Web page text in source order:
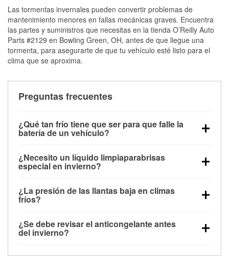
Las tormentas invernales pueden convertir problemas de
mantenimiento menores en fallas mecánicas graves. Encuentra
las partes y suministros que necesitas en la tienda O’Reilly Auto
Parts #2129 en Bowling Green, OH, antes de que llegue una
tormenta, para asegurarte de que tu vehículo esté listo para el
clima que se aproxima.
Preguntas frecuentes
¿Qué tan frío tiene que ser para que falle la
batería de un vehículo?
debajo de los 32 °F y puede perder hasta la mitad de
su potencia de arranque cerca de los 0 °F, lo que
arranque.
¿Necesito un líquido limpiaparabrisas
especial en invierno?
la congelación y ayuda a disolver la sal y la nieve
derretida en la carretera para mejorar la visibilidad.
¿La presión de las llantas baja en climas
fríos?
alrededor de 1 PSI por cada 10 °F que baja la
temperatura. Puedes obtener más información sobre
¿Se debe revisar el anticongelante antes
del invierno?